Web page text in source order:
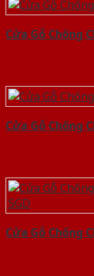
Cửa Gỗ Chống
Cửa Gỗ Chống
Cửa Gỗ Chống